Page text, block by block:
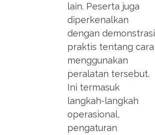
lain. Peserta juga
diperkenalkan
dengan demonstrasi
praktis tentang cara
menggunakan
peralatan tersebut.
Ini termasuk
langkah-langkah
operasional,
pengaturan